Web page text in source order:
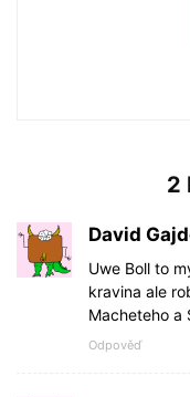
2
David
Uwe Boll to
kravina ale
Macheteho a
Odpověď